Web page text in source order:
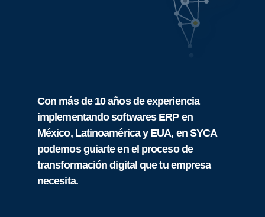
Con más de 10 años de experiencia
implementando softwares ERP en
México, Latinoamérica y EUA, en SYCA
podemos guiarte en el proceso de
transformación digital que tu empresa
necesita.